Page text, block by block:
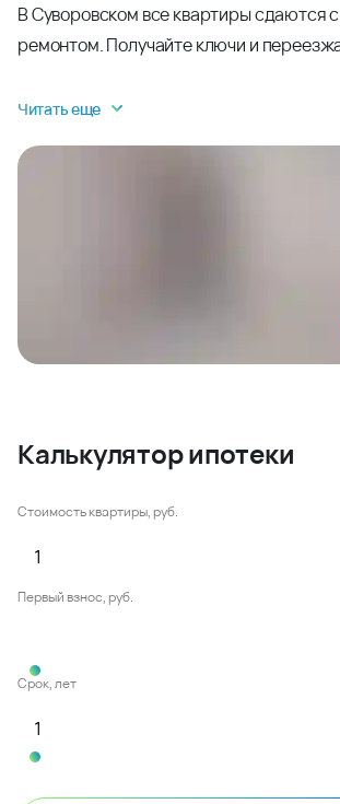
В Суворовском все квартиры сдаются
ремонтом. Получайте ключи и
Читать еще
Калькулятор ипотеки
Стоимость квартиры, руб.
Первый взнос, руб.
Срок, лет